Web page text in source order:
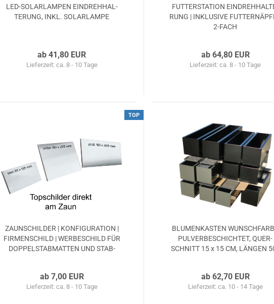
LED-​SO­LAR­LAM­PEN EIN­DREH­HAL­
TE­RUNG, INKL. SO­LAR­LAM­PE
ab 41,80 EUR
Lieferzeit: ca. 8 - 10 Tage
FUT­TER­STA­TI­ON
RUNG | IN­KLU­SI­VE
2-​FACH
ab 64,80 EUR
Lieferzeit: ca. 8 - 10 Tage
TOP
ZAUN­SCHIL­DER | KON­FI­GU­RA­TI­ON |
FIR­MEN­SCHILD | WER­BE­SCHILD FÜR
DOP­PEL­STAB­MAT­TEN UND STAB­
ab 7,00 EUR
Lieferzeit: ca. 8 - 10 Tage
BLU­MEN­KAS­TEN
PUL­VER­BE­SCHICH­TET, QUER­
SCHNITT 15 x 15 CM, LÄN­GEN
ab 62,70 EUR
Lieferzeit: ca. 10 - 14 Tage